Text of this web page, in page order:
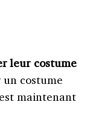
leur costume
costume
maintenant